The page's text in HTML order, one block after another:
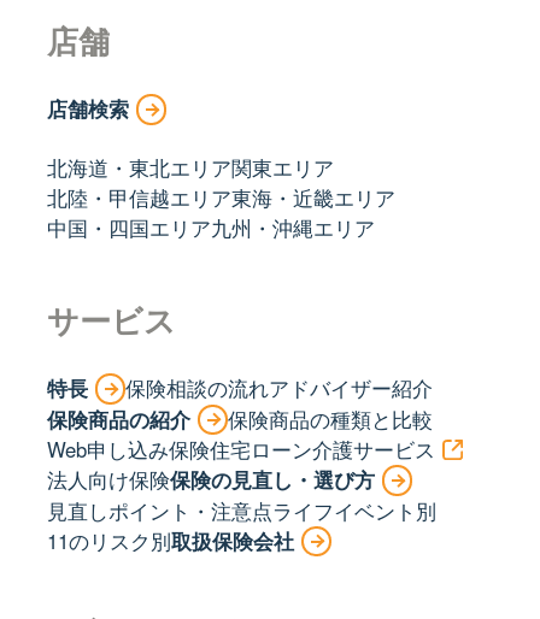
店舗
店舗検索
北海道・東北エリア関東エリア
北陸・甲信越エリア東海・近畿エリア
中国・四国エリア九州・沖縄エリア
サービス
特長 保険相談の流れアドバイザー紹介
保険商品の紹介
保険商品の種類と比較
Web申し込み保険住宅ローン介護サービス
法人向け保険保険の見直し・選び方
見直しポイント・注意点ライフイベント別
11のリスク別取扱保険会社